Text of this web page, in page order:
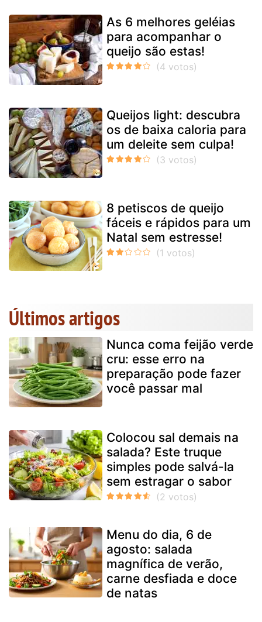
As 6 melhores geléias
para acompanhar o
queijo são estas!
Queijos light: descubra
os de baixa caloria para
um deleite sem culpa!
8 petiscos de queijo
fáceis e rápidos para um
Natal sem estresse!
Últimos artigos
Nunca coma feijão verde
cru: esse erro na
preparação pode fazer
você passar mal
Colocou sal demais na
salada? Este truque
simples pode salvá-la
sem estragar o sabor
Menu do dia, 6 de
agosto: salada
magnífica de verão,
carne desfiada e doce
de natas